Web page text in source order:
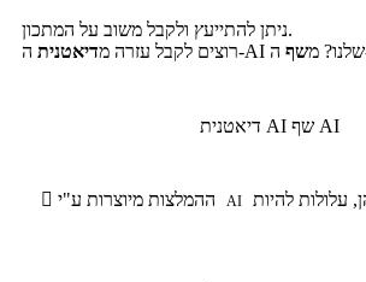
ניתן להתייעץ ולקבל משוב על המתכון.
רוצים לקבל עזרה מדיאטנית ה-AI שלנו? משף
דיאטנית AI שף AI
 AI